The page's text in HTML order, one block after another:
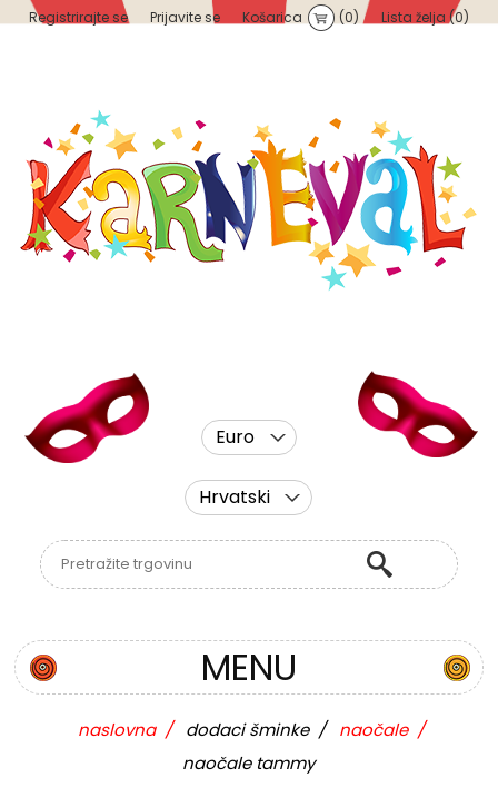
Registrirajte se Prijavite se Košarica (0) Lista želja (0)
Euro
Hrvatski
MENU
naslovna / dodaci šminke / naočale /
naočale tammy